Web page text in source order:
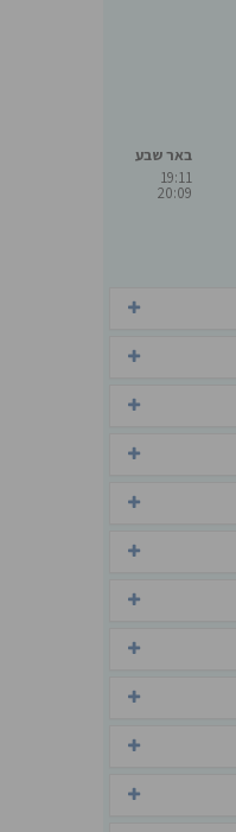
באר שבע
19:11
20:09